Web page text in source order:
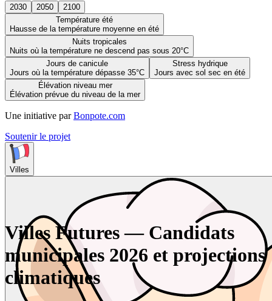
2030 2050
2100
Température été
Hausse de la température moyenne en été
Nuits tropicales
Nuits où la température ne descend pas sous 20°C
Jours de canicule
Jours où la température dépasse 35°C
Stress hydrique
Jours avec sol sec en été
Élévation niveau mer
Élévation prévue du niveau de la mer
Une initiative par Bonpote.com
Soutenir le projet
Villes
Villes Futures — Candidats
municipales 2026 et projections
climatiques